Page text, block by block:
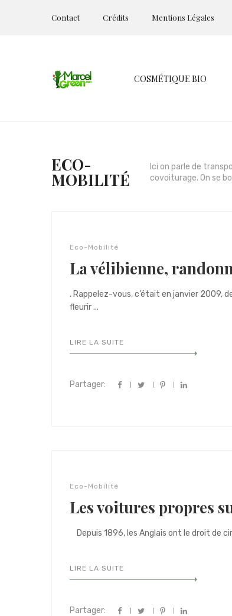
Contact Crédits Mentions Légales
COSMÉTIQUE BIO
ECO-
MOBILITÉ
Ici on parle de
covoiturage. On se
Eco-Mobilité
La vélibienne,
. Rappelez-vous, c’était en janvier 2009,
fleurir ...
LIRE LA SUITE
Partager:
Eco-Mobilité
Les voitures propres
Depuis 1896, les Anglais ont le droit de
LIRE LA SUITE
Partager: